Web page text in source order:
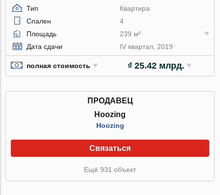
Тип
Квартира
Спален
4
Площадь
239 м²
Дата сдачи
IV квартал, 2019
полная стоимость ₫ 25.42 млрд.
ПРОДАВЕЦ
Hoozing
Hoozing
Связаться
Ещё 931 объект